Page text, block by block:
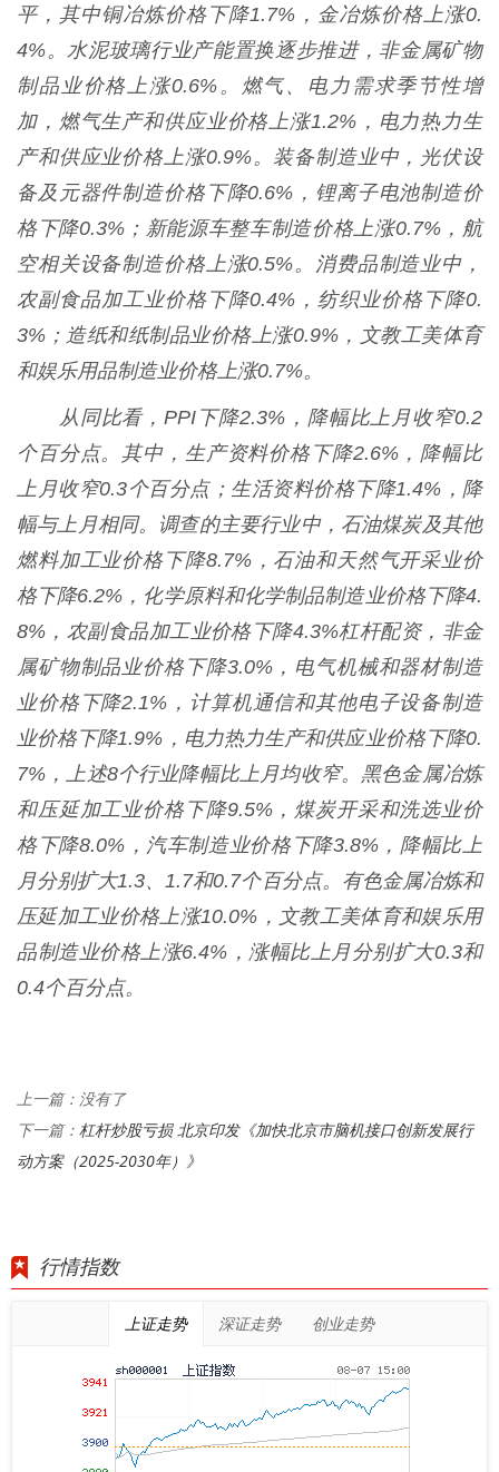
平，其中铜冶炼价格下降1.7%，金冶炼价格上涨0.
4%。水泥玻璃行业产能置换逐步推进，非金属矿物
制品业价格上涨0.6%。燃气、电力需求季节性增
加，燃气生产和供应业价格上涨1.2%，电力热力生
产和供应业价格上涨0.9%。装备制造业中，光伏设
备及元器件制造价格下降0.6%，锂离子电池制造价
格下降0.3%；新能源车整车制造价格上涨0.7%，航
空相关设备制造价格上涨0.5%。消费品制造业中，
农副食品加工业价格下降0.4%，纺织业价格下降0.
3%；造纸和纸制品业价格上涨0.9%，文教工美体育
和娱乐用品制造业价格上涨0.7%。
从同比看，PPI下降2.3%，降幅比上月收窄0.2
个百分点。其中，生产资料价格下降2.6%，降幅比
上月收窄0.3个百分点；生活资料价格下降1.4%，降
幅与上月相同。调查的主要行业中，石油煤炭及其他
燃料加工业价格下降8.7%，石油和天然气开采业价
格下降6.2%，化学原料和化学制品制造业价格下降4.
8%，农副食品加工业价格下降4.3%杠杆配资，非金
属矿物制品业价格下降3.0%，电气机械和器材制造
业价格下降2.1%，计算机通信和其他电子设备制造
业价格下降1.9%，电力热力生产和供应业价格下降0.
7%，上述8个行业降幅比上月均收窄。黑色金属冶炼
和压延加工业价格下降9.5%，煤炭开采和洗选业价
格下降8.0%，汽车制造业价格下降3.8%，降幅比上
月分别扩大1.3、1.7和0.7个百分点。有色金属冶炼和
压延加工业价格上涨10.0%，文教工美体育和娱乐用
品制造业价格上涨6.4%，涨幅比上月分别扩大0.3和
0.4个百分点。
上一篇：没有了
下一篇： 杠杆炒股亏损 北京印发《加快北京市脑机接口创新发展行
动方案（2025-2030年）》
行情指数
上证走势 深证走势 创业走势